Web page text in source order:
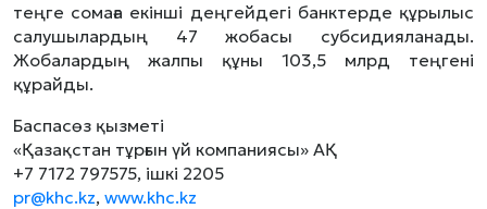
теңге сомаға екінші деңгейдегі банктерде құрылыс
салушылардың 47 жобасы субсидияланады.
Жобалардың жалпы құны 103,5 млрд теңгені
құрайды.
Баспасөз қызметі
«Қазақстан тұрғын үй компаниясы» АҚ
+7 7172 797575, ішкі 2205
pr@khc.kz, www.khc.kz